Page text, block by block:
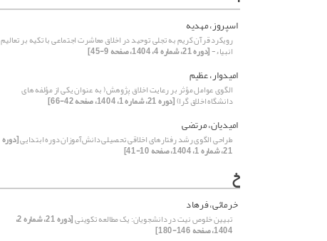
اسپروز، مهدیه
رویکرد قرآن کریم به تجلی توحید در اخلاق معاشرت اجتماعی با تکیه بر تعالیم
انبیاء-[دوره 21، شماره 4، 1404، صفحه 9-45]
امیدوار، عظیم
الگوی عوامل مؤثر بر رعایت اخلاق پژوهش( به عنوان یکی از مؤلفه های
دانشگاه اخلاق گرا)[دوره 21، شماره 1، 1404، صفحه 42-66]
امیدیان، مرتضی
طراحی الگوی رشد رفتارهای اخلاقی تحصیلی دانش‌آموزان دوره ابتدایی[دوره
21، شماره 1، 1404، صفحه 10-41]
خ
خرمائی، فرهاد
تبیین خلوص نیت در دانشجویان: یک مطالعه تکوینی [دوره 21، شماره 2،
1404، صفحه 146-180]